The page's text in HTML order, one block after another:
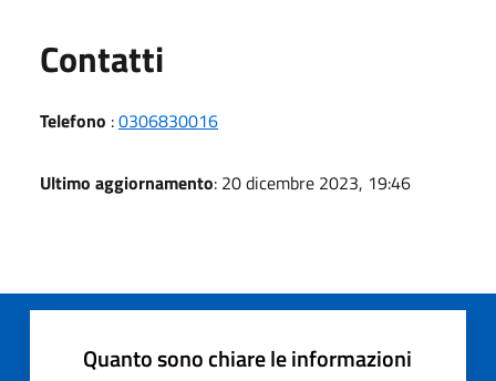
Contatti
Telefono :0306830016
Ultimo aggiornamento: 20 dicembre 2023, 19:46
Quanto sono chiare le informazioni